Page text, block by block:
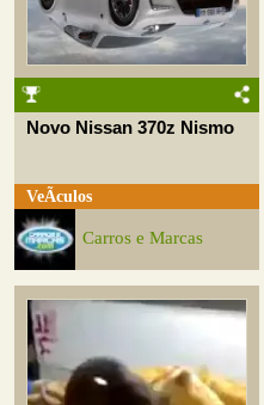
Novo Nissan 370z Nismo
VeÃ­culos
Carros e Marcas